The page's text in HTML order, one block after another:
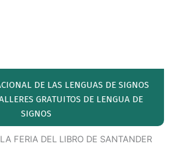
DE LAS LENGUAS DE SIGNOS
GRATUITOS DE LENGUA DE
SIGNOS